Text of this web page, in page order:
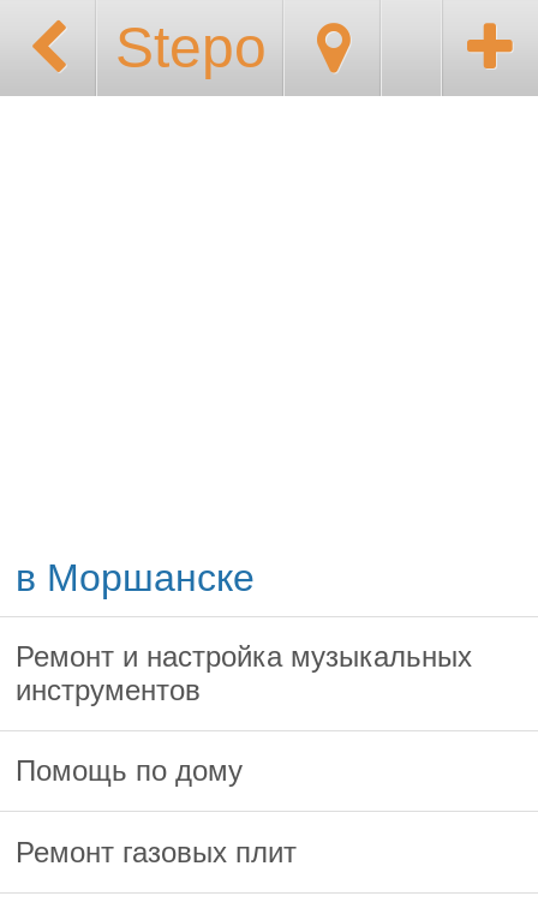
Stepo
в Моршанске
Ремонт и настройка музыкальных
инструментов
Помощь по дому
Ремонт газовых плит